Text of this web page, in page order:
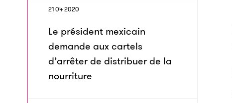
21 04 2020
Le président mexicain
demande aux cartels
d’arrêter de distribuer de la
nourriture